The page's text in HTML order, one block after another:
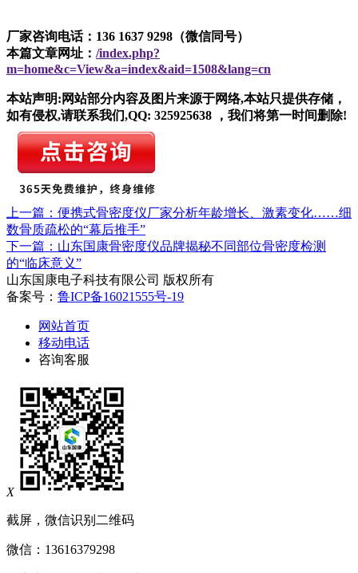
厂家咨询电话：136 1637 9298（微信同号）
本篇文章网址： /index.php?
m=home&c=View&a=index&aid=1508&lang=cn
本站声明:网站部分内容及图片来源于网络,本站只提供存储，
如有侵权,请联系我们,QQ: 325925638 ，我们将第一时间删除!
上一篇：便携式骨密度仪厂家分析年龄增长、激素变化……细
数骨质疏松的“幕后推手”
下一篇：山东国康骨密度仪品牌揭秘不同部位骨密度检测
的“临床意义”
山东国康电子科技有限公司 版权所有
备案号： 鲁ICP备16021555号-19
网站首页
移动电话
咨询客服
X
截屏，微信识别二维码
微信： 13616379298